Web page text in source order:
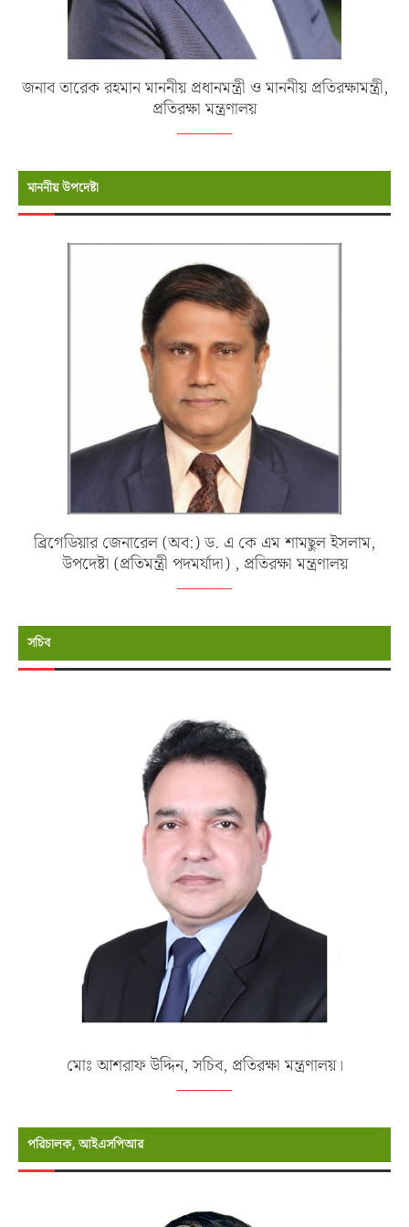
জনাব তারেক রহমান মাননীয় প্রধানমন্ত্রী ও মাননীয় প্রতিরক্ষামন্ত্রী,
প্রতিরক্ষা মন্ত্রণালয়
মাননীয় উপদেষ্টা
ব্রিগেডিয়ার জেনারেল (অব:) ড. এ কে এম শামছুল ইসলাম,
উপদেষ্টা (প্রতিমন্ত্রী পদমর্যাদা) , প্রতিরক্ষা মন্ত্রণালয়
সচিব
মোঃ আশরাফ উদ্দিন, সচিব, প্রতিরক্ষা মন্ত্রণালয়।
পরিচালক, আইএসপিআর